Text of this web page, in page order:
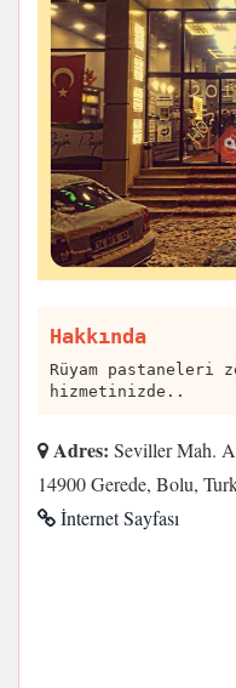
Hakkında
Rüyam pastaneleri
hizmetinizde..
Adres: Seviller Mah.
14900 Gerede, Bolu,
İnternet Sayfası